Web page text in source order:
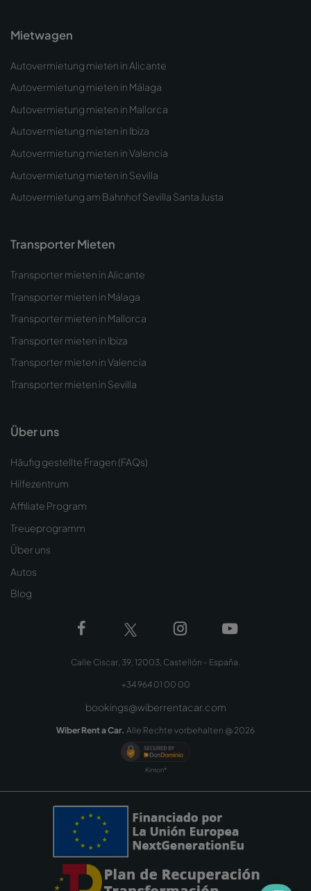
Mietwagen
Autovermietung mieten in Alicante
Autovermietung mieten in Málaga
Autovermietung mieten in Mallorca
Autovermietung mieten in Ibiza
Autovermietung mieten in Valencia
Autovermietung mieten in Sevilla
Autovermietung am Bahnhof Sevilla Santa Justa
Transporter Mieten
Transporter mieten in Alicante
Transporter mieten in Málaga
Transporter mieten in Mallorca
Transporter mieten in Ibiza
Transporter mieten in Valencia
Transporter mieten in Sevilla
Über uns
Häufig gestellte Fragen (FAQs)
Hilfezentrum
Affiliate Program
Treueprogramm
Über uns
Autos
Blog
Calle Ciscar, 39, 12003, Castellón - España.
+34 964 01 00 00
bookings@wiberrentacar.com
Wiber Rent a Car. Alle Rechte vorbehalten @ 2026
Kinton*